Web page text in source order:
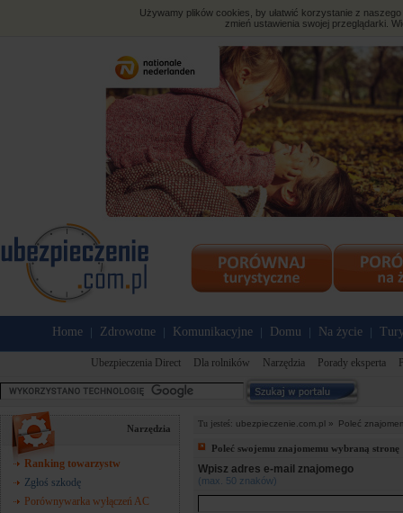
Używamy plików cookies, by ułatwić korzystanie z
zmień ustawienia swojej przeglądarki.
Home Zdrowotne Komunikacyjne Domu Na życie
Ubezpieczenia Direct Dla rolników Narzędzia Porady eksperta
Narzędzia
Ranking towarzystw
Zgłoś szkodę
Porównywarka wyłączeń AC
Tu jesteś: ubezpieczenie.com.pl » Poleć
Poleć swojemu znajomemu wybraną stronę
Wpisz adres e-mail znajomego
(max. 50 znaków)